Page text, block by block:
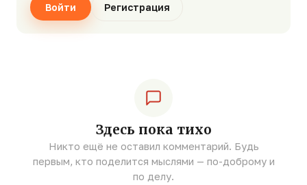
Войти Регистрация
Здесь пока тихо
Никто ещё не оставил комментарий. Будь
первым, кто поделится мыслями — по-доброму и
по делу.